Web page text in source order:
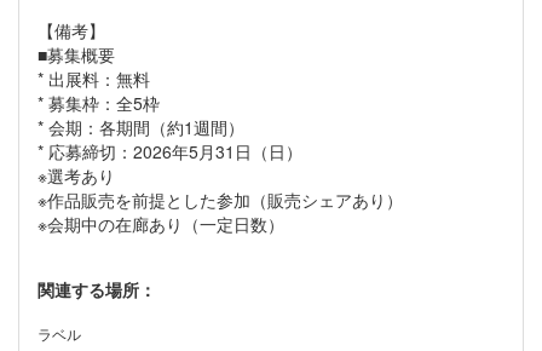
【備考】
■募集概要
* 出展料：無料
* 募集枠：全5枠
* 会期：各期間（約1週間）
* 応募締切：2026年5月31日（日）
※選考あり
※作品販売を前提とした参加（販売シェアあり）
※会期中の在廊あり（一定日数）
関連する場所：
ラベル